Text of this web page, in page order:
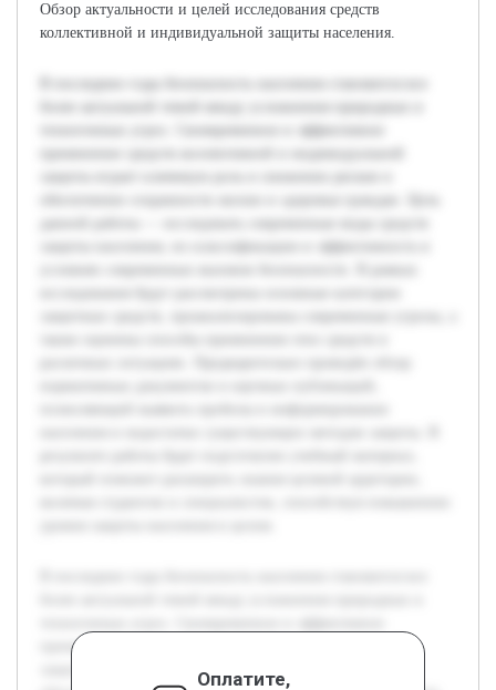
Обзор актуальности и целей исследования средств
коллективной и индивидуальной защиты населения.
применение средств коллективной и индивидуальной
защиты играет ключевую роль в снижении рисков и
Оплатите,